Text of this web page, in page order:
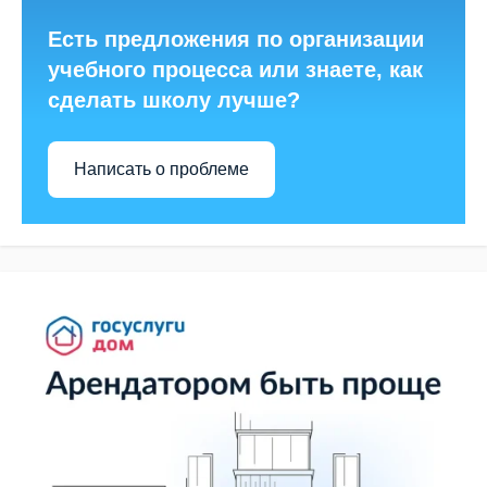
Есть предложения по организации
учебного процесса или знаете, как
сделать школу лучше?
Написать о проблеме